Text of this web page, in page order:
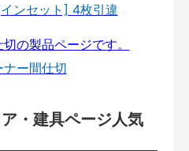
ンセット] 4枚引違
ナー間仕切
・建具ページ人気